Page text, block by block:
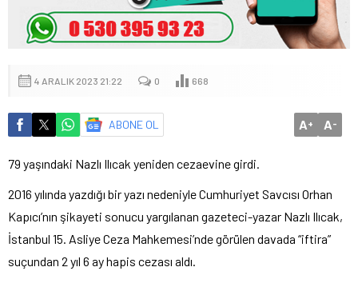
4 ARALIK 2023 21:22 0 668
ABONE OL A+ A-
79 yaşındaki Nazlı Ilıcak yeniden cezaevine girdi.
2016 yılında yazdığı bir yazı nedeniyle Cumhuriyet Savcısı Orhan
Kapıcı’nın şikayeti sonucu yargılanan gazeteci-yazar Nazlı Ilıcak,
İstanbul 15. Asliye Ceza Mahkemesi’nde görülen davada “iftira”
suçundan 2 yıl 6 ay hapis cezası aldı.